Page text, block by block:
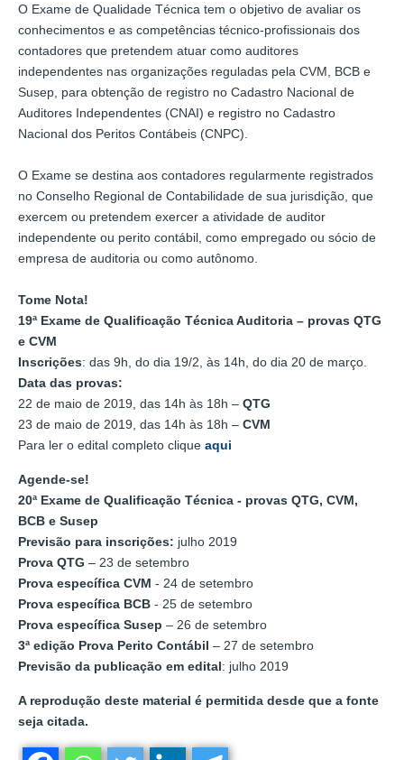
O Exame de Qualidade Técnica tem o objetivo de avaliar os
conhecimentos e as competências técnico-profissionais dos
contadores que pretendem atuar como auditores
independentes nas organizações reguladas pela CVM, BCB e
Susep, para obtenção de registro no Cadastro Nacional de
Auditores Independentes (CNAI) e registro no Cadastro
Nacional dos Peritos Contábeis (CNPC).
O Exame se destina aos contadores regularmente registrados
no Conselho Regional de Contabilidade de sua jurisdição, que
exercem ou pretendem exercer a atividade de auditor
independente ou perito contábil, como empregado ou sócio de
empresa de auditoria ou como autônomo.
Tome Nota!
19ª Exame de Qualificação Técnica Auditoria – provas QTG
e CVM
Inscrições: das 9h, do dia 19/2, às 14h, do dia 20 de março.
Data das provas:
22 de maio de 2019, das 14h às 18h – QTG
23 de maio de 2019, das 14h às 18h – CVM
Para ler o edital completo clique aqui
Agende-se!
20ª Exame de Qualificação Técnica - provas QTG, CVM,
BCB e Susep
Previsão para inscrições: julho 2019
Prova QTG – 23 de setembro
Prova específica CVM - 24 de setembro
Prova específica BCB - 25 de setembro
Prova específica Susep – 26 de setembro
3ª edição Prova Perito Contábil – 27 de setembro
Previsão da publicação em edital: julho 2019
A reprodução deste material é permitida desde que a fonte
seja citada.